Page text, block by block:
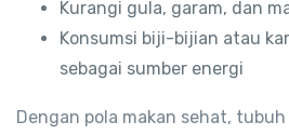
Kurangi gula, garam, dan
Konsumsi biji-bijian atau
sebagai sumber energi
Dengan pola makan sehat,